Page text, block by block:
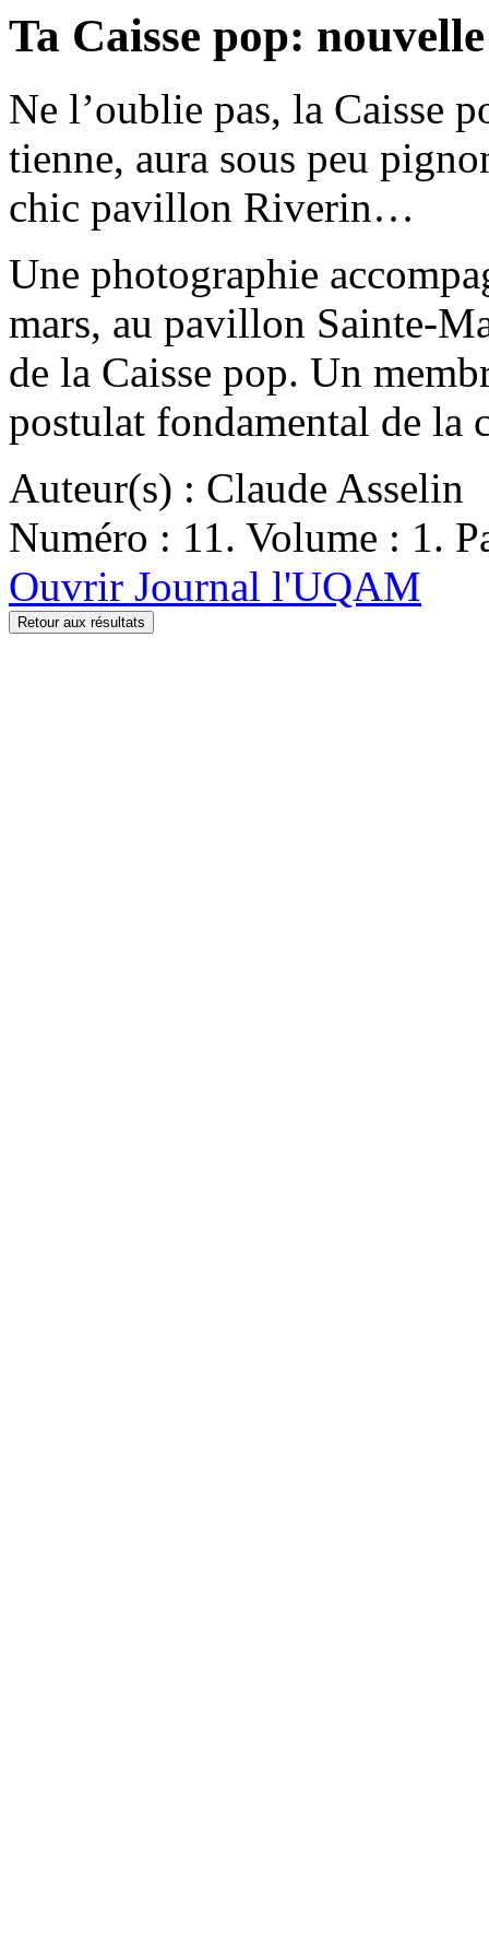
Ta Caisse pop:
Ne l’oublie pas, la Caisse
tienne, aura sous peu
chic pavillon Riverin…
Une photographie
mars, au pavillon Sainte-
de la Caisse pop. Un
postulat fondamental de la
Auteur(s) : Claude Asselin
Numéro : 11. Volume : 1.
Ouvrir Journal l'UQAM
Retour aux résultats